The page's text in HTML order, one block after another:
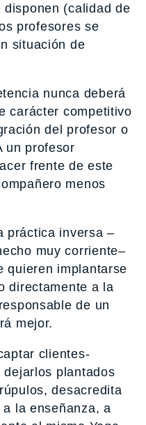
(calidad de
profesores se
situación de
nunca deberá
carácter competitivo
del profesor o
un profesor
frente de este
menos
práctica inversa –
muy corriente–
quieren implantarse
directamente a la
de un
mejor.
clientes-
plantados
desacredita
la enseñanza, a